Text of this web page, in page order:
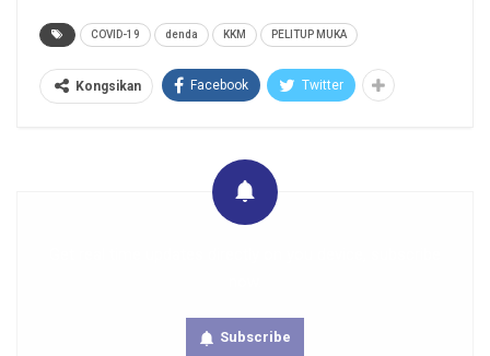
COVID-19 denda KKM PELITUP MUKA
Kongsikan Facebook Twitter
Subscribe